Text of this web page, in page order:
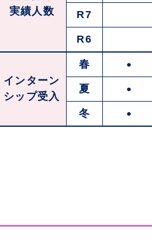
実績人数
R7
R6
インターン
シップ受入
春 ●
夏 ●
冬 ●